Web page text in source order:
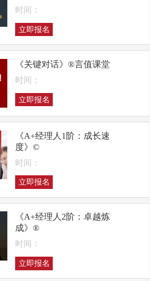
时间：
立即报名
《关键对话》®言值课堂
时间：
立即报名
《A+经理人1阶：成长速
度》©
时间：
立即报名
《A+经理人2阶：卓越炼
成》®
时间：
立即报名